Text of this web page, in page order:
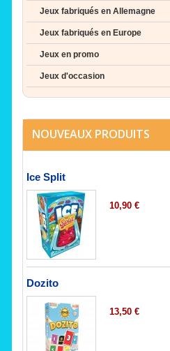
Jeux fabriqués en Allemagne
Jeux fabriqués en Europe
Jeux en promo
Jeux d'occasion
NOUVEAUX PRODUITS
Ice Split
10,90 €
Dozito
13,50 €